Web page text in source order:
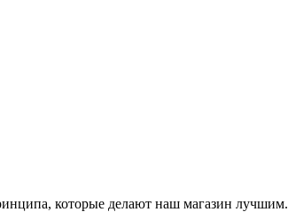
которые делают наш магазин лучшим.